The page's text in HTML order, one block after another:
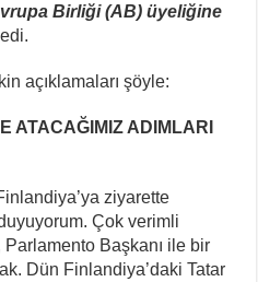
Birliği (AB) üyeliğine
açıklamaları şöyle:
ATACAĞIMIZ ADIMLARI
ziyarette
Çok verimli
Başkanı ile bir
Dün Finlandiya’daki Tatar